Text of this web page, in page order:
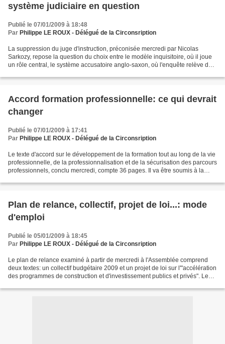
système judiciaire en question
Publié le 07/01/2009 à 18:48
Par Philippe LE ROUX - Délégué de la Circonsription
La suppression du juge d'instruction, préconisée mercredi par Nicolas
Sarkozy, repose la question du choix entre le modèle inquisitoire, où il joue
un rôle central, le système accusatoire anglo-saxon, où l'enquête relève de
Accord formation professionnelle: ce qui devrait
changer
Publié le 07/01/2009 à 17:41
Par Philippe LE ROUX - Délégué de la Circonsription
Le texte d'accord sur le développement de la formation tout au long de la vie
professionnelle, de la professionnalisation et de la sécurisation des parcours
professionnels, conclu mercredi, compte 36 pages. Il va être soumis à la
Plan de relance, collectif, projet de loi...: mode
d'emploi
Publié le 05/01/2009 à 18:45
Par Philippe LE ROUX - Délégué de la Circonsription
Le plan de relance examiné à partir de mercredi à l'Assemblée comprend
deux textes: un collectif budgétaire 2009 et un projet de loi sur l'"accélération
des programmes de construction et d'investissement publics et privés". Le